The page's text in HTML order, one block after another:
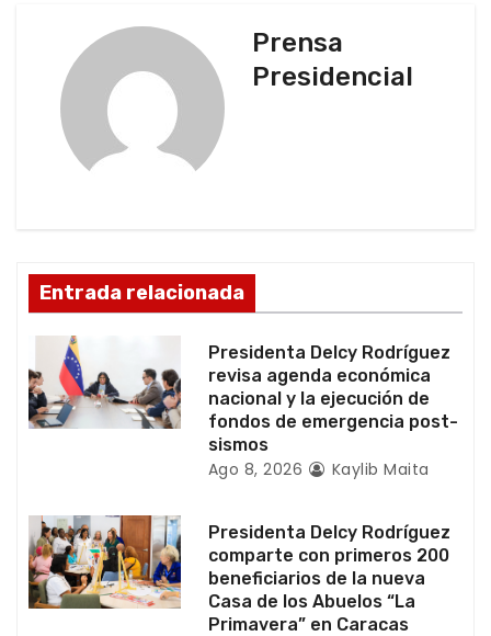
d
e
e
n
r
a
d
Prensa
Presidencial
Entrada relacionada
Presidenta Delcy Rodríguez
revisa agenda económica
nacional y la ejecución de
fondos de emergencia post-
sismos
Ago 8, 2026 Kaylib Maita
Presidenta Delcy Rodríguez
comparte con primeros 200
beneficiarios de la nueva
Casa de los Abuelos “La
Primavera” en Caracas